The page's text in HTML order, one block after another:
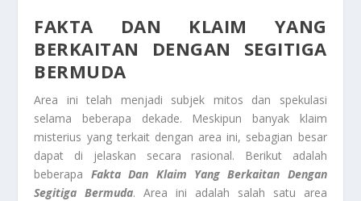
FAKTA DAN KLAIM YANG
BERKAITAN DENGAN SEGITIGA
BERMUDA
Area ini telah menjadi subjek mitos dan spekulasi
selama beberapa dekade. Meskipun banyak klaim
misterius yang terkait dengan area ini, sebagian besar
dapat di jelaskan secara rasional. Berikut adalah
beberapa Fakta Dan Klaim Yang Berkaitan Dengan
Segitiga Bermuda. Area ini adalah salah satu area